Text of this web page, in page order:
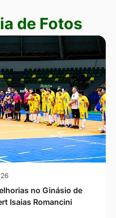
de Fotos
no Ginásio de
Isaias Romancini